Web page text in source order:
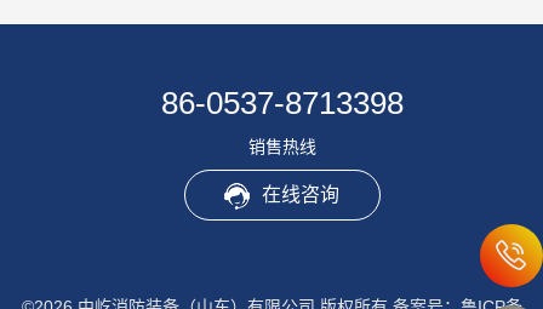
86-0537-8713398
销售热线
在线咨询